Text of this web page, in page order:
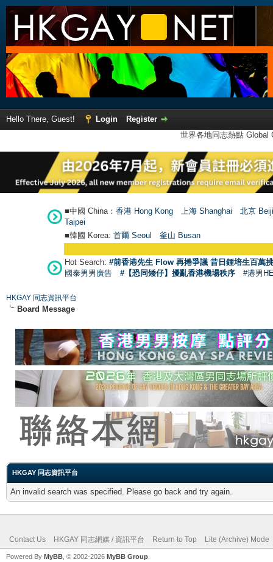
Hello There, Guest! Login
Register
世界各地同志熱點
■中國 China： 香港 Hong Kong 上海 Shanghai
北京
Taipei
■韓國 Korea: 首爾 Seoul 釜山 Busan
Hot Search: #前香港先生 Flow 再捲爭議 昔日鍾培生百萬
國泰男男廣告
#【恐同矮仔】擾亂香港機場秩序 #港男
HKGAY 同志資訊平台
Board Message
HKGAY 同志資訊平台
An invalid search was specified. Please go back and try again.
Contact Us HKGAY 同志網媒 / 資訊平台 Return to Top Lite (Archive) Mode
Powered By MyBB , © 2002-2026 MyBB Group